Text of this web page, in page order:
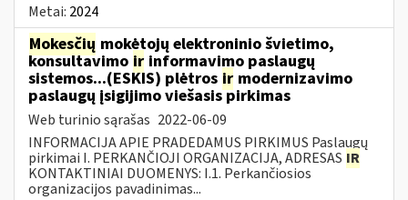
Metai: 2024
Mokesčių mokėtojų elektroninio švietimo,
konsultavimo ir informavimo paslaugų
sistemos...(ESKIS) plėtros ir modernizavimo
paslaugų įsigijimo viešasis pirkimas
Web turinio sąrašas 2022-06-09
INFORMACIJA APIE PRADEDAMUS PIRKIMUS Paslaugų
pirkimai I. PERKANČIOJI ORGANIZACIJA, ADRESAS IR
KONTAKTINIAI DUOMENYS: I.1. Perkančiosios
organizacijos pavadinimas...